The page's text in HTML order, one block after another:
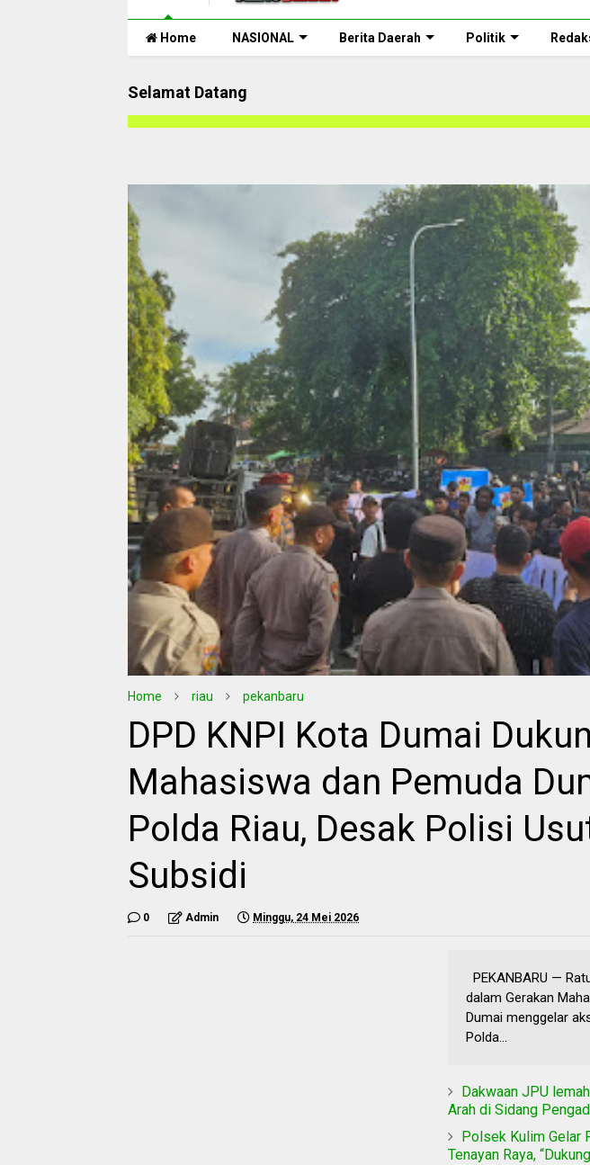
Home NASIONAL Berita Daerah Politik
Selamat Datang
Selamat Datang di
Home riau pekanbaru
DPD KNPI Kota Dumai
Mahasiswa dan Pemuda
Polda Riau, Desak Polisi
Subsidi
0 Admin Minggu, 24 Mei 2026
PEKANBARU —
dalam Gerakan
Dumai menggelar
Polda...
Dakwaan JPU
Arah di Sidang
Polsek Kulim Gelar
Tenayan Raya,